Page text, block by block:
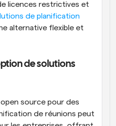
licences restrictives et
de planification
alternative flexible et
de solutions
source pour des
de réunions peut